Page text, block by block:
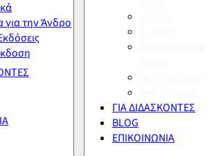
για την Άνδρο
ΓΙΑ ΔΙΔΑΣΚΟΝΤΕΣ
BLOG
ΕΠΙΚΟΙΝΩΝΙΑ